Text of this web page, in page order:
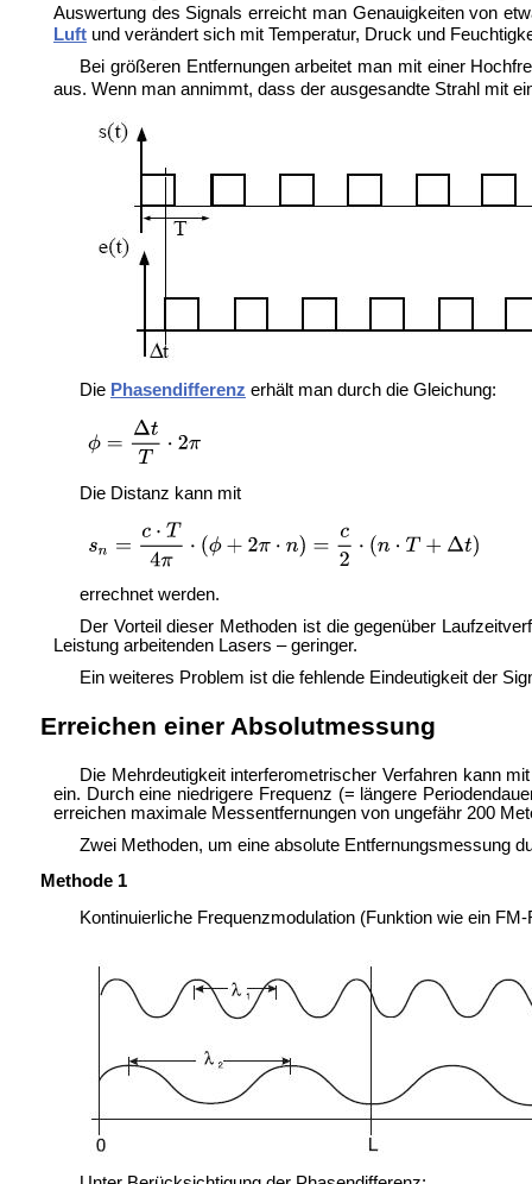
Auswertung des Signals erreicht man Genauigkeiten von
Luftund verändert sich mit Temperatur, Druck und
Bei größeren Entfernungen arbeitet man mit einer
aus. Wenn man annimmt, dass der ausgesandte Strahl mit
Die Phasendifferenz erhält man durch die Gleichung:
Die Distanz kann mit
errechnet werden.
Der Vorteil dieser Methoden ist die gegenüber
Leistung arbeitenden Lasers – geringer.
Ein weiteres Problem ist die fehlende Eindeutigkeit der
Erreichen einer Absolutmessung
Die Mehrdeutigkeit interferometrischer Verfahren kann
ein. Durch eine niedrigere Frequenz (= längere
erreichen maximale Messentfernungen von ungefähr 200
Zwei Methoden, um eine absolute Entfernungsmessung
Methode 1
Kontinuierliche Frequenzmodulation (Funktion wie ein